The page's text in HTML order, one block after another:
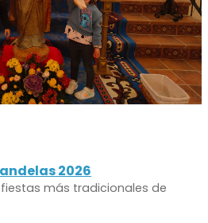
2026
más tradicionales de